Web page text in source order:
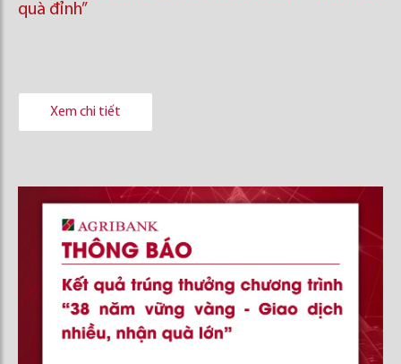
quà đỉnh”
Xem chi tiết